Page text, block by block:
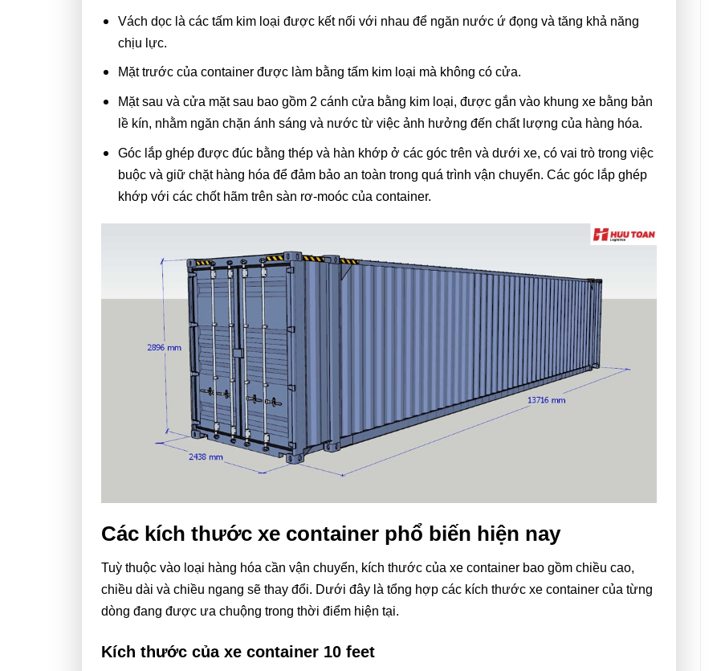
Vách dọc là các tấm kim loại được kết nối với nhau để ngăn nước ứ đọng và tăng khả năng
chịu lực.
Mặt trước của container được làm bằng tấm kim loại mà không có cửa.
Mặt sau và cửa mặt sau bao gồm 2 cánh cửa bằng kim loại, được gắn vào khung xe bằng bản
lề kín, nhằm ngăn chặn ánh sáng và nước từ việc ảnh hưởng đến chất lượng của hàng hóa.
Góc lắp ghép được đúc bằng thép và hàn khớp ở các góc trên và dưới xe, có vai trò trong việc
buộc và giữ chặt hàng hóa để đảm bảo an toàn trong quá trình vận chuyển. Các góc lắp ghép
khớp với các chốt hãm trên sàn rơ-moóc của container.
Các kích thước xe container phổ biến hiện nay
Tuỳ thuộc vào loại hàng hóa cần vận chuyển, kích thước của xe container bao gồm chiều cao,
chiều dài và chiều ngang sẽ thay đổi. Dưới đây là tổng hợp các kích thước xe container của từng
dòng đang được ưa chuộng trong thời điểm hiện tại.
Kích thước của xe container 10 feet